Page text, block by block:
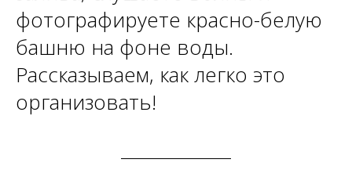
фотографируете красно-белую
башню на фоне воды.
Рассказываем, как легко это
организовать!